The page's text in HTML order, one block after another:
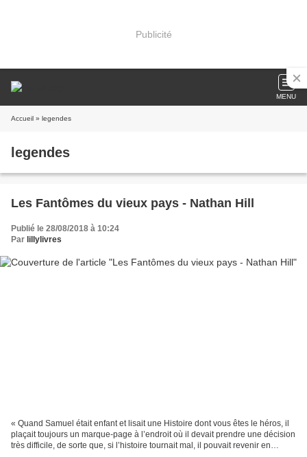
Publicité
MENU
Accueil » legendes
legendes
Les Fantômes du vieux pays - Nathan Hill
Publié le 28/08/2018 à 10:24
Par lillylivres
« Quand Samuel était enfant et lisait une Histoire dont vous êtes le héros, il
plaçait toujours un marque-page à l’endroit où il devait prendre une décision
très difficile, de sorte que, si l’histoire tournait mal, il pouvait revenir en